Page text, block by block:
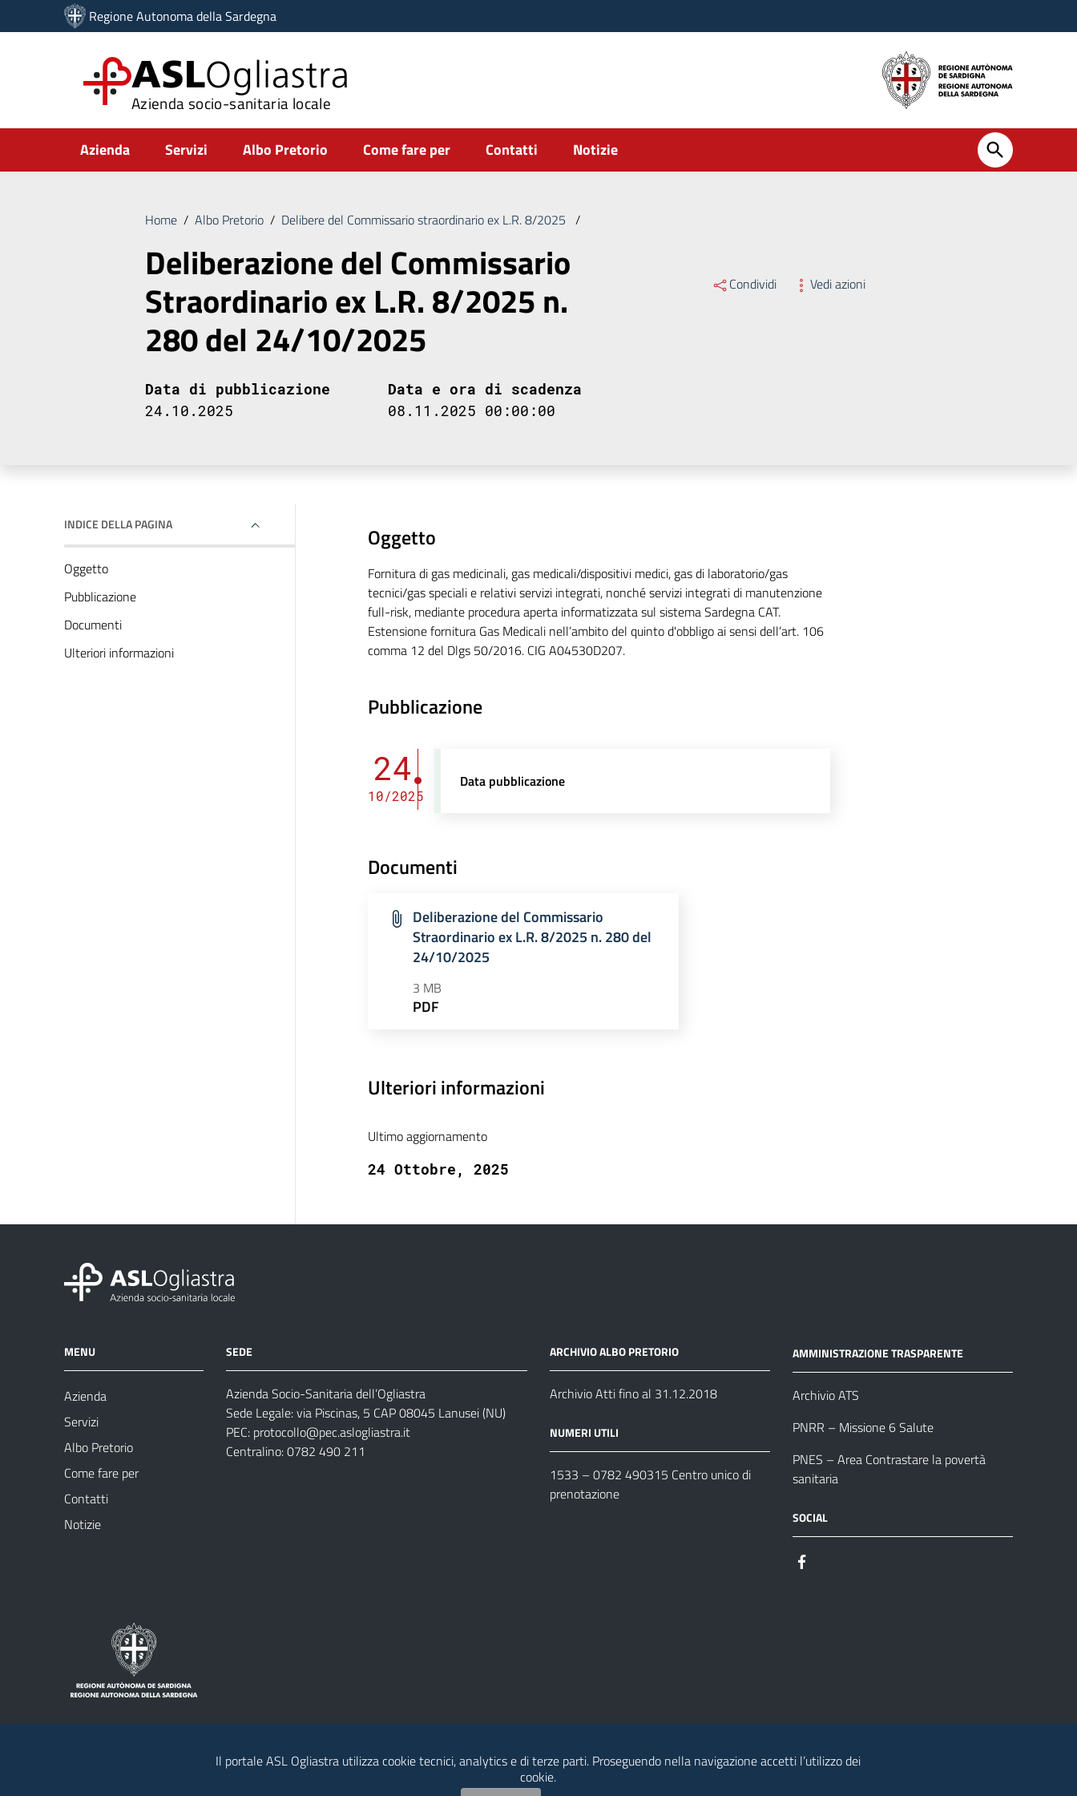
Vai ai contenuti
Vai al menu di navigazione
Regione Autonoma della Sardegna
ASLOgliastra
Azienda socio-sanitaria locale
Submenu
Azienda Servizi Albo Pretorio Come fare per Contatti Notizie
Home / Albo Pretorio / Delibere del Commissario straordinario ex L.R. 8/2025 /
Deliberazione del Commissario
Straordinario ex L.R. 8/2025 n.
280 del 24/10/2025
Condividi Vedi azioni
Data di pubblicazione
24.10.2025
Data e ora di scadenza
08.11.2025 00:00:00
INDICE DELLA PAGINA
Oggetto
Pubblicazione
Documenti
Ulteriori informazioni
Oggetto
Fornitura di gas medicinali, gas medicali/dispositivi medici, gas di laboratorio/gas
tecnici/gas speciali e relativi servizi integrati, nonché servizi integrati di manutenzione
full-risk, mediante procedura aperta informatizzata sul sistema Sardegna CAT.
Estensione fornitura Gas Medicali nell’ambito del quinto d'obbligo ai sensi dell’art. 106
comma 12 del Dlgs 50/2016. CIG A04530D207.
Pubblicazione
24
10/2025
Data pubblicazione
Documenti
Deliberazione del Commissario
Straordinario ex L.R. 8/2025 n. 280 del
24/10/2025
3 MB
PDF
Ulteriori informazioni
Ultimo aggiornamento
24 Ottobre, 2025
MENU
Azienda
Servizi
Albo Pretorio
Come fare per
Contatti
Notizie
SEDE
Azienda Socio-Sanitaria dell’Ogliastra
Sede Legale: via Piscinas, 5 CAP 08045 Lanusei (NU)
PEC: protocollo@pec.aslogliastra.it
Centralino: 0782 490 211
ARCHIVIO ALBO PRETORIO
Archivio Atti fino al 31.12.2018
NUMERI UTILI
1533 – 0782 490315 Centro unico di
prenotazione
AMMINISTRAZIONE TRASPARENTE
Archivio ATS
PNRR – Missione 6 Salute
PNES – Area Contrastare la povertà
sanitaria
SOCIAL
Il portale ASL Ogliastra utilizza cookie tecnici, analytics e di terze parti. Proseguendo nella navigazione accetti l’utilizzo dei
cookie.